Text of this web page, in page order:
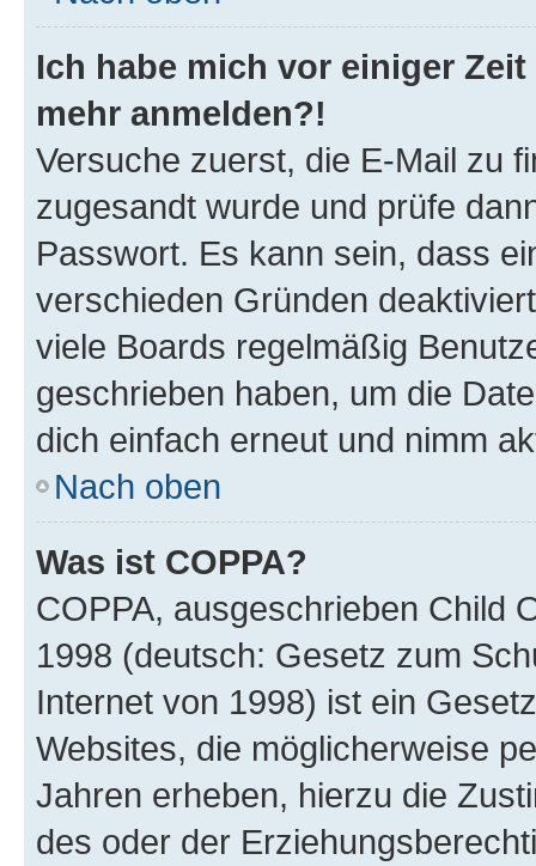
Ich habe mich vor einiger
mehr anmelden?!
Versuche zuerst, die E-Mail zu
zugesandt wurde und prüfe
Passwort. Es kann sein, dass
verschieden Gründen
viele Boards regelmäßig
geschrieben haben, um die
dich einfach erneut und nimm
Nach oben
Was ist COPPA?
COPPA, ausgeschrieben Child
1998 (deutsch: Gesetz zum
Internet von 1998) ist ein
Websites, die möglicherweise
Jahren erheben, hierzu die
des oder der